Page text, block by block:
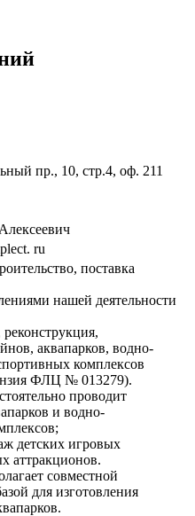
пр., 10, стр.4, оф. 211
ru
поставка
нашей деятельности
аквапарков, водно-
комплексов
ФЛЦ № 013279).
проводит
и водно-
детских игровых
аттракционов.
совместной
для изготовления